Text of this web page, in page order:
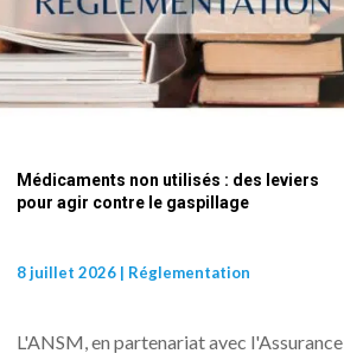
Médicaments non utilisés : des leviers
pour agir contre le gaspillage
8 juillet 2026| Réglementation
L'ANSM, en partenariat avec l'Assurance